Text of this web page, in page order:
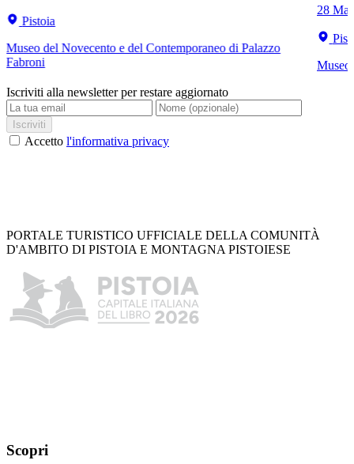
Pistoia
Museo del Novecento e del Contemporaneo di Palazzo
Fabroni
28
Museo
Iscriviti alla newsletter per restare aggiornato
Iscriviti
Accetto l'informativa privacy
PORTALE TURISTICO UFFICIALE DELLA COMUNITÀ
D'AMBITO DI PISTOIA E MONTAGNA PISTOIESE
Scopri